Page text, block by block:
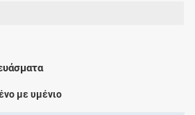
με υμένιο